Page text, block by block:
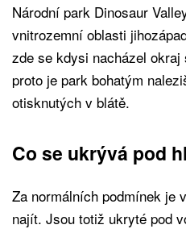
Národní park Dinosaur
vnitrozemní oblasti
zde se kdysi nacházel okraj
proto je park bohatým
otisknutých v blátě.
Co se ukrývá pod
Za normálních podmínek je
najít. Jsou totiž ukryté pod